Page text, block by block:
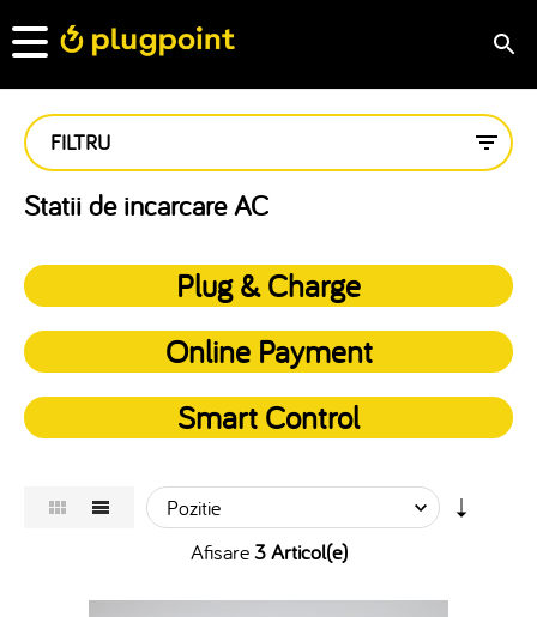
FILTRU
Statii de incarcare AC
Plug & Charge
Online Payment
Smart Control
Afisare3 Articol(e)